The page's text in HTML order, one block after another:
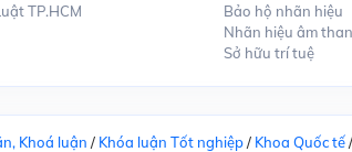
TP.HCM
Bảo hộ nhãn hiệu
Nhãn hiệu âm
Sở hữu trí tuệ
Khoá luận / Khóa luận Tốt nghiệp/ Khoa Quốc tế/